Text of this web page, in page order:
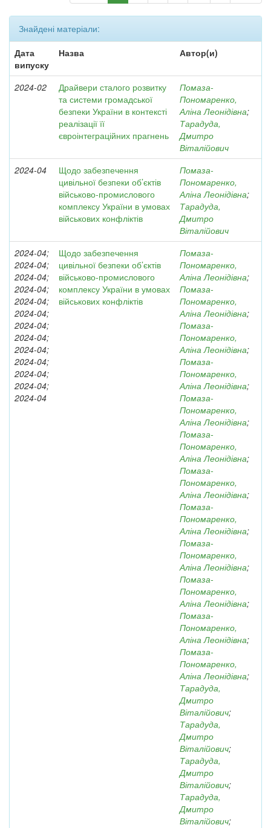
Знайдені матеріали:
Дата
випуску
Назва Автор(и)
2024-02
Драйвери сталого розвитку
та системи громадської
безпеки України в контексті
реалізації її
євроінтеграційних прагнень
Помаза-
Пономаренко,
Аліна Леонідівна;
Тарадуда,
Дмитро
Віталійович
2024-04
Щодо забезпечення
цивільної безпеки об’єктів
військово-промислового
комплексу України в умовах
військових конфліктів
Помаза-
Пономаренко,
Аліна Леонідівна;
Тарадуда,
Дмитро
Віталійович
2024-04;
2024-04;
2024-04;
2024-04;
2024-04;
2024-04;
2024-04;
2024-04;
2024-04;
2024-04;
2024-04;
2024-04;
2024-04
Щодо забезпечення
цивільної безпеки об’єктів
військово-промислового
комплексу України в умовах
військових конфліктів
Помаза-
Пономаренко,
Аліна Леонідівна;
Помаза-
Пономаренко,
Аліна Леонідівна;
Помаза-
Пономаренко,
Аліна Леонідівна;
Помаза-
Пономаренко,
Аліна Леонідівна;
Помаза-
Пономаренко,
Аліна Леонідівна;
Помаза-
Пономаренко,
Аліна Леонідівна;
Помаза-
Пономаренко,
Аліна Леонідівна;
Помаза-
Пономаренко,
Аліна Леонідівна;
Помаза-
Пономаренко,
Аліна Леонідівна;
Помаза-
Пономаренко,
Аліна Леонідівна;
Помаза-
Пономаренко,
Аліна Леонідівна;
Помаза-
Пономаренко,
Аліна Леонідівна;
Тарадуда,
Дмитро
Віталійович;
Тарадуда,
Дмитро
Віталійович;
Тарадуда,
Дмитро
Віталійович;
Тарадуда,
Дмитро
Віталійович;